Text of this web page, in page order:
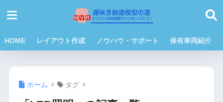
HOME レイアウト作成 ノウハウ・サポート 保有車両紹介
ホーム タグ